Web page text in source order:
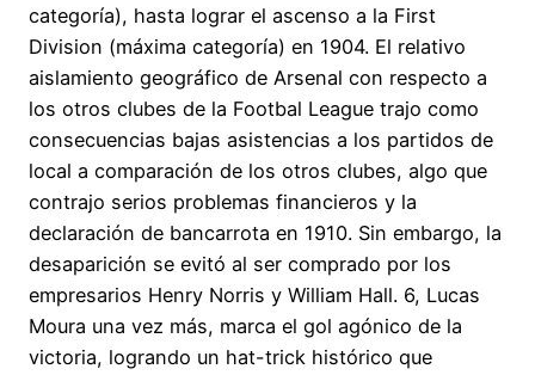
categoría), hasta lograr el ascenso a la First
Division (máxima categoría) en 1904. El relativo
aislamiento geográfico de Arsenal con respecto a
los otros clubes de la Footbal League trajo como
consecuencias bajas asistencias a los partidos de
local a comparación de los otros clubes, algo que
contrajo serios problemas financieros y la
declaración de bancarrota en 1910. Sin embargo, la
desaparición se evitó al ser comprado por los
empresarios Henry Norris y William Hall. 6, Lucas
Moura una vez más, marca el gol agónico de la
victoria, logrando un hat-trick histórico que